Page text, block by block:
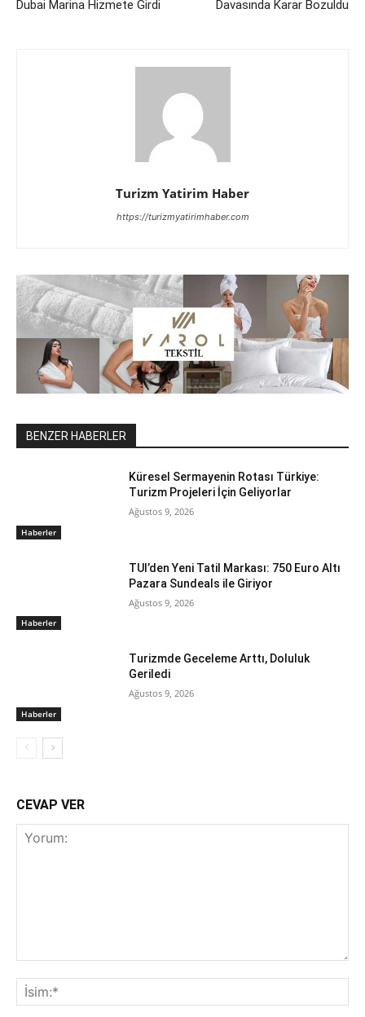
Dubai Marina Hizmete Girdi Davasında Karar Bozuldu
Turizm Yatirim Haber
https://turizmyatirimhaber.com
BENZER HABERLER
Haberler
Küresel Sermayenin Rotası Türkiye:
Turizm Projeleri İçin Geliyorlar
Ağustos 9, 2026
Haberler
TUI’den Yeni Tatil Markası: 750 Euro Altı
Pazara Sundeals ile Giriyor
Ağustos 9, 2026
Haberler
Turizmde Geceleme Arttı, Doluluk
Geriledi
Ağustos 9, 2026
CEVAP VER